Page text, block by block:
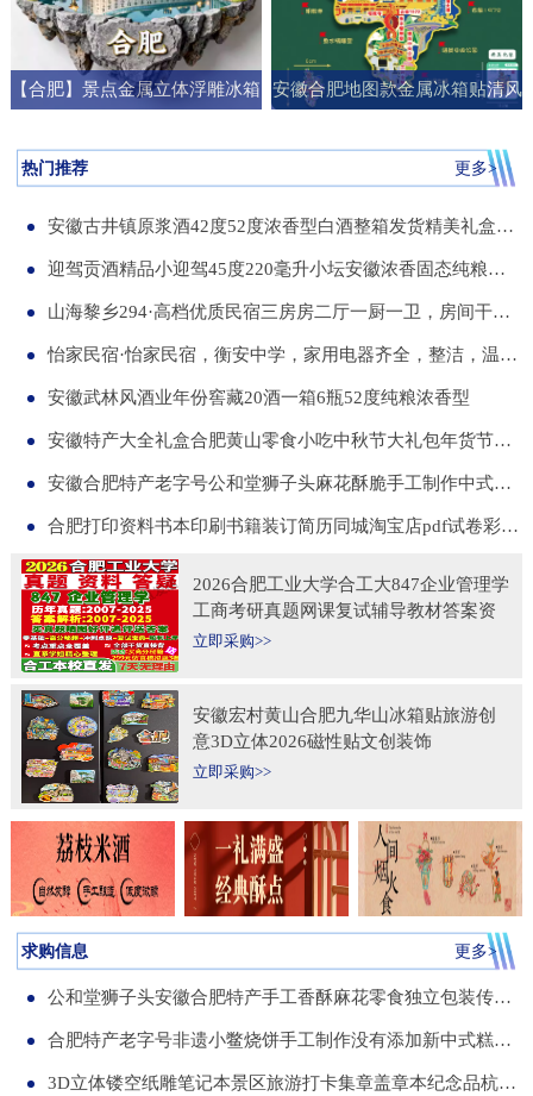
【合肥】景点金属立体浮雕冰箱 安徽合肥地图款金属冰箱贴清风
热门推荐 更多>
安徽古井镇原浆酒42度52度浓香型白酒整箱发货精美礼盒纯粮食白酒
迎驾贡酒精品小迎驾45度220毫升小坛安徽浓香固态纯粮酒整箱12瓶
山海黎乡294·高档优质民宿三房房二厅一厨一卫，房间干净整洁，可短住，可长租
怡家民宿·怡家民宿，衡安中学，家用电器齐全，整洁，温馨，可短租，月租
安徽武林风酒业年份窖藏20酒一箱6瓶52度纯粮浓香型
安徽特产大全礼盒合肥黄山零食小吃中秋节大礼包年货节送伴手礼品
安徽合肥特产老字号公和堂狮子头麻花酥脆手工制作中式糕点伴手礼
合肥打印资料书本印刷书籍装订简历同城淘宝店pdf试卷彩色a34讲义
2026合肥工业大学合工大847企业管理学
工商考研真题网课复试辅导教材答案资
料考前冲刺押题预测三套卷3套题
立即采购>>
安徽宏村黄山合肥九华山冰箱贴旅游创
意3D立体2026磁性贴文创装饰
立即采购>>
求购信息 更多>
公和堂狮子头安徽合肥特产手工香酥麻花零食独立包装传统老式糕点
合肥特产老字号非遗小鳖烧饼手工制作没有添加新中式糕点伴手礼
3D立体镂空纸雕笔记本景区旅游打卡集章盖章本纪念品杭州合肥昆明武汉城市文创本可定制集章册景点北京logo